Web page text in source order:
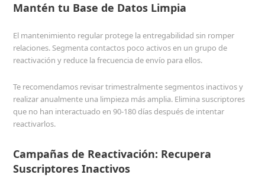
Mantén tu Base de Datos Limpia
El mantenimiento regular protege la entregabilidad sin romper
relaciones. Segmenta contactos poco activos en un grupo de
reactivación y reduce la frecuencia de envío para ellos.
Te recomendamos revisar trimestralmente segmentos inactivos y
realizar anualmente una limpieza más amplia. Elimina suscriptores
que no han interactuado en 90-180 días después de intentar
reactivarlos.
Campañas de Reactivación: Recupera
Suscriptores Inactivos